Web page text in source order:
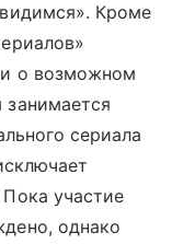
Кроме
о возможном
сериала
участие
однако